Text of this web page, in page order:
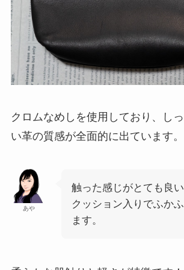
クロムなめしを使用しており、し
い革の質感が全面的に出ています。
あや
触った感じがとても良
クッション入りでふか
ます。